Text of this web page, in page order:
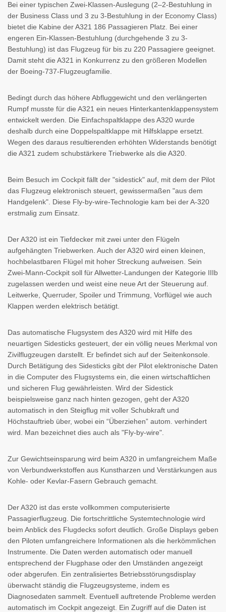
Bei einer typischen Zwei-Klassen-Auslegung (2–2-Bestuhlung in
der Business Class und 3 zu 3-Bestuhlung in der Economy Class)
bietet die Kabine der A321 186 Passagieren Platz. Bei einer
engeren Ein-Klassen-Bestuhlung (durchgehende 3 zu 3-
Bestuhlung) ist das Flugzeug für bis zu 220 Passagiere geeignet.
Damit steht die A321 in Konkurrenz zu den größeren Modellen
der Boeing-737-Flugzeugfamilie.
Bedingt durch das höhere Abfluggewicht und den verlängerten
Rumpf musste für die A321 ein neues Hinterkantenklappensystem
entwickelt werden. Die Einfachspaltklappe des A320 wurde
deshalb durch eine Doppelspaltklappe mit Hilfsklappe ersetzt.
Wegen des daraus resultierenden erhöhten Widerstands benötigt
die A321 zudem schubstärkere Triebwerke als die A320.
Beim Besuch im Cockpit fällt der "sidestick" auf, mit dem der Pilot
das Flugzeug elektronisch steuert, gewissermaßen "aus dem
Handgelenk". Diese Fly-by-wire-Technologie kam bei der A-320
erstmalig zum Einsatz.
Der A320 ist ein Tiefdecker mit zwei unter den Flügeln
aufgehängten Triebwerken. Auch der A320 wird einen kleinen,
hochbelastbaren Flügel mit hoher Streckung aufweisen. Sein
Zwei-Mann-Cockpit soll für Allwetter-Landungen der Kategorie IIIb
zugelassen werden und weist eine neue Art der Steuerung auf.
Leitwerke, Querruder, Spoiler und Trimmung, Vorflügel wie auch
Klappen werden elektrisch betätigt.
Das automatische Flugsystem des A320 wird mit Hilfe des
neuartigen Sidesticks gesteuert, der ein völlig neues Merkmal von
Zivilflugzeugen darstellt. Er befindet sich auf der Seitenkonsole.
Durch Betätigung des Sidesticks gibt der Pilot elektronische Daten
in die Computer des Flugsystems ein, die einen wirtschaftlichen
und sicheren Flug gewährleisten. Wird der Sidestick
beispielsweise ganz nach hinten gezogen, geht der A320
automatisch in den Steigflug mit voller Schubkraft und
Höchstauftrieb über, wobei ein “Überziehen” autom. verhindert
wird. Man bezeichnet dies auch als "Fly-by-wire".
Zur Gewichtseinsparung wird beim A320 in umfangreichem Maße
von Verbundwerkstoffen aus Kunstharzen und Verstärkungen aus
Kohle- oder Kevlar-Fasern Gebrauch gemacht.
Der A320 ist das erste vollkommen computerisierte
Passagierflugzeug. Die fortschrittliche Systemtechnologie wird
beim Anblick des Flugdecks sofort deutlich. Große Displays geben
den Piloten umfangreichere Informationen als die herkömmlichen
Instrumente. Die Daten werden automatisch oder manuell
entsprechend der Flugphase oder den Umständen angezeigt
oder abgerufen. Ein zentralisiertes Betriebsstörungsdisplay
überwacht ständig die Flugzeugsysteme, indem es
Diagnosedaten sammelt. Eventuell auftretende Probleme werden
automatisch im Cockpit angezeigt. Ein Zugriff auf die Daten ist